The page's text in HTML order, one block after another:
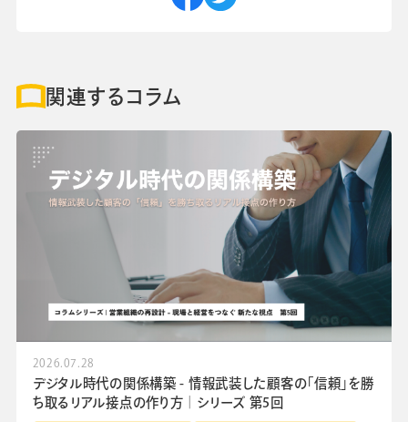
関連するコラム
2026.07.28
デジタル時代の関係構築 - 情報武装した顧客の「信頼」を勝
ち取るリアル接点の作り方│シリーズ 第5回